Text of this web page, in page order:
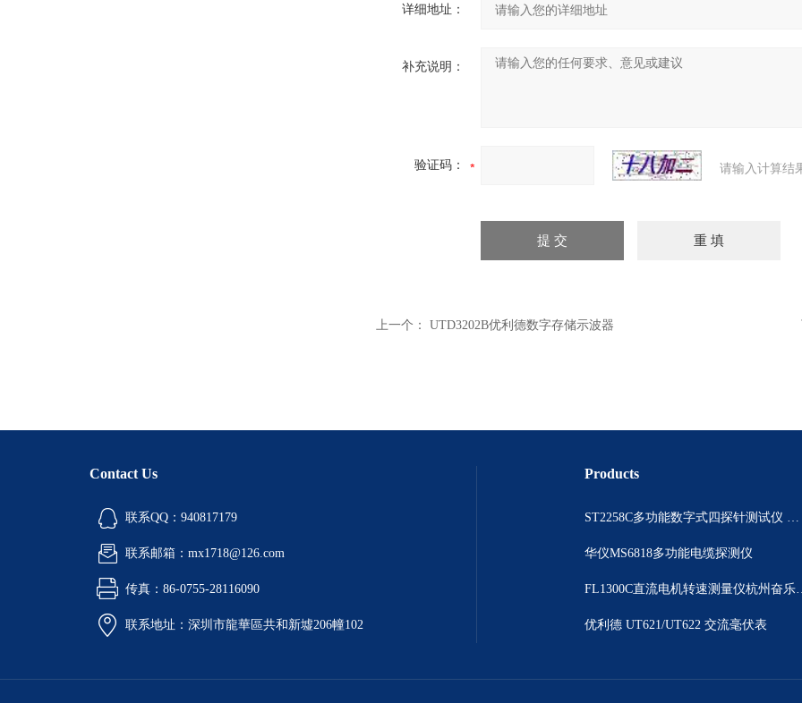
详细地址：
补充说明：
验证码： 请输入计算结
上一个： UTD3202B优利德数字存储示波器
Contact Us
联系QQ：940817179
联系邮箱：mx1718@126.com
传真：86-0755-28116090
联系地址：深圳市龍華區共和新墟206幢102
Products
ST2258C多功能数字式四探针测试仪 电阻表
华仪MS6818多功能电缆探测仪
FL1300C直流
优利德 UT621/UT622 交流毫伏表